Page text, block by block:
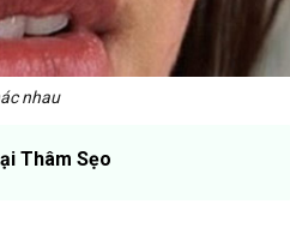
nhau
Thâm Sẹo